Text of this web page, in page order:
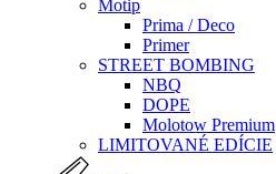
Motip
Prima / Deco
Primer
STREET BOMBING
NBQ
DOPE
Molotow Premium
LIMITOVANÉ EDÍCIE